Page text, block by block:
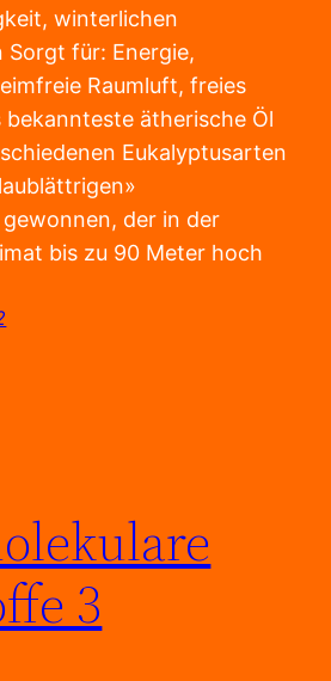
winterlichen
Sorgt für: Energie,
Raumluft, freies
bekannteste ätherische Öl
Eukalyptusarten
der in der
bis zu 90 Meter hoch
3